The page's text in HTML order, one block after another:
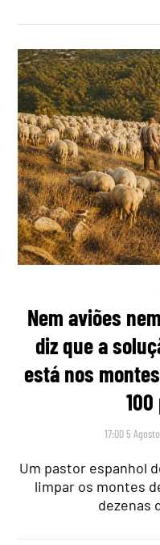
Nem aviões
diz que a
está nos
17:00 5
Um pastor espanhol
limpar os montes
dezenas